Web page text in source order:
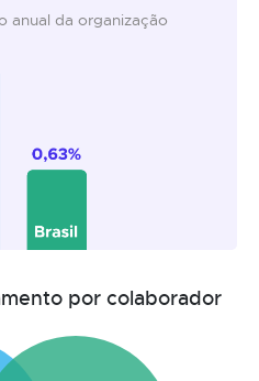
anual da organização
por colaborador